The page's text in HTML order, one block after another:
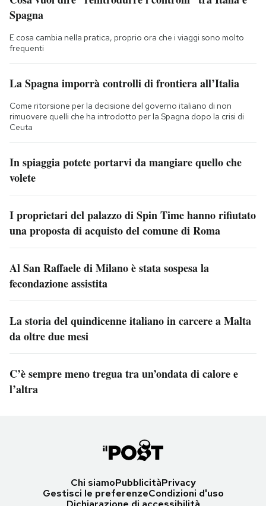
Spagna
E cosa cambia nella pratica, proprio ora che i viaggi sono molto
frequenti
La Spagna imporrà controlli di frontiera all’Italia
Come ritorsione per la decisione del governo italiano di non
rimuovere quelli che ha introdotto per la Spagna dopo la crisi di
Ceuta
In spiaggia potete portarvi da mangiare quello che
volete
I proprietari del palazzo di Spin Time hanno rifiutato
una proposta di acquisto del comune di Roma
Al San Raffaele di Milano è stata sospesa la
fecondazione assistita
La storia del quindicenne italiano in carcere a Malta
da oltre due mesi
C’è sempre meno tregua tra un’ondata di calore e
l’altra
Chi siamoPubblicitàPrivacy
Gestisci le preferenzeCondizioni d'uso